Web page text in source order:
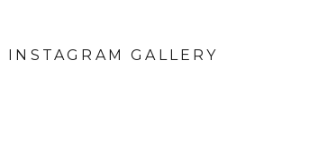
INSTAGRAM GALLERY